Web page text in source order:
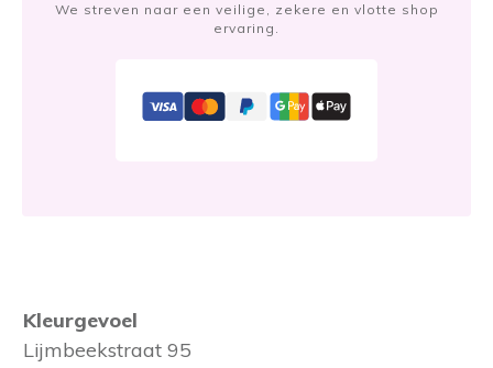
We streven naar een veilige, zekere en vlotte shop
ervaring.
Kleurgevoel
Lijmbeekstraat 95